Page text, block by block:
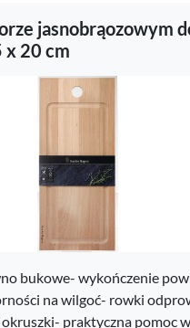
jasnobrąozowym
x 20 cm
bukowe- wykończenie
na wilgoć- rowki
praktyczna pomoc